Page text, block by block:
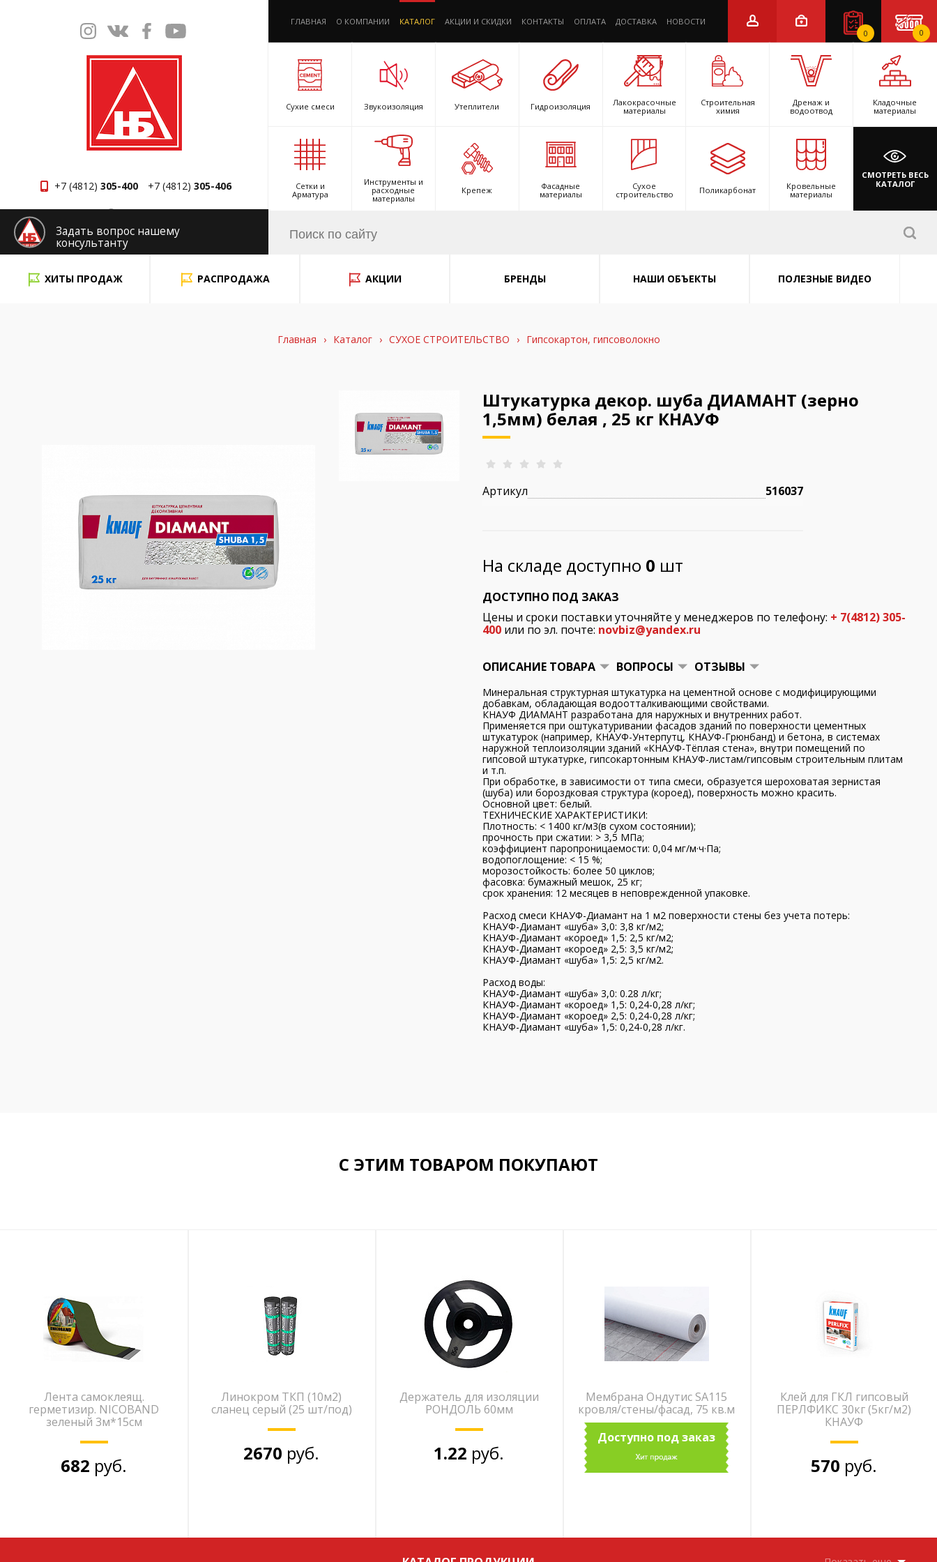
+7 (4812) 305-400 +7 (4812) 305-406
Смоленск
ГЛАВНАЯ О КОМПАНИИ КАТАЛОГ АКЦИИ И СКИДКИ КОНТАКТЫ ОПЛАТА ДОСТАВКА НОВОСТИ
0 0
Сухие смеси Звукоизоляция Утеплители Гидроизоляция
Лакокрасочные
материалы
Строительная
химия
Дренаж и
водоотвод
Кладочные
материалы
Сетки и
Арматура
Инструменты и
расходные
материалы
Крепеж
Фасадные
материалы
Сухое
строительство
Поликарбонат
Кровельные
материалы
СМОТРЕТЬ ВЕСЬ
КАТАЛОГ
Задать вопрос нашему
консультанту
ХИТЫ ПРОДАЖ
РАСПРОДАЖА АКЦИИ БРЕНДЫ НАШИ ОБЪЕКТЫ ПОЛЕЗНЫЕ ВИДЕО
Главная › Каталог › СУХОЕ СТРОИТЕЛЬСТВО › Гипсокартон, гипсоволокно
Штукатурка декор. шуба ДИАМАНТ (зерно
1,5мм) белая , 25 кг КНАУФ
Артикул 516037
На складе доступно 0 шт
ДОСТУПНО ПОД ЗАКАЗ
Цены и сроки поставки уточняйте у менеджеров по телефону: + 7(4812) 305-
400 или по эл. почте: novbiz@yandex.ru
ОПИСАНИЕ ТОВАРА ВОПРОСЫ ОТЗЫВЫ
Минеральная структурная штукатурка на цементной основе с модифицирующими
добавкам, обладающая водоотталкивающими свойствами.
КНАУФ ДИАМАНТ разработана для наружных и внутренних работ.
Применяется при оштукатуривании фасадов зданий по поверхности цементных
штукатурок (например, КНАУФ-Унтерпутц, КНАУФ-Грюнбанд) и бетона, в системах
наружной теплоизоляции зданий «КНАУФ-Тёплая стена», внутри помещений по
гипсовой штукатурке, гипсокартонным КНАУФ-листам/гипсовым строительным плитам
и т.п.
При обработке, в зависимости от типа смеси, образуется шероховатая зернистая
(шуба) или бороздковая структура (короед), поверхность можно красить.
Основной цвет: белый.
ТЕХНИЧЕСКИЕ ХАРАКТЕРИСТИКИ:
Плотность: < 1400 кг/м3(в сухом состоянии);
прочность при сжатии: > 3,5 МПа;
коэффициент паропроницаемости: 0,04 мг/м·ч·Па;
водопоглощение: < 15 %;
морозостойкость: более 50 циклов;
фасовка: бумажный мешок, 25 кг;
срок хранения: 12 месяцев в неповрежденной упаковке.
Расход смеси КНАУФ-Диамант на 1 м2 поверхности стены без учета потерь:
КНАУФ-Диамант «шуба» 3,0: 3,8 кг/м2;
КНАУФ-Диамант «короед» 1,5: 2,5 кг/м2;
КНАУФ-Диамант «короед» 2,5: 3,5 кг/м2;
КНАУФ-Диамант «шуба» 1,5: 2,5 кг/м2.
Расход воды:
КНАУФ-Диамант «шуба» 3,0: 0.28 л/кг;
КНАУФ-Диамант «короед» 1,5: 0,24-0,28 л/кг;
КНАУФ-Диамант «короед» 2,5: 0,24-0,28 л/кг;
КНАУФ-Диамант «шуба» 1,5: 0,24-0,28 л/кг.
С ЭТИМ ТОВАРОМ ПОКУПАЮТ
Лента самоклеящ.
герметизир. NICOBAND
зеленый 3м*15см
682 руб.
Линокром ТКП (10м2)
сланец серый (25 шт/под)
2670 руб.
Держатель для изоляции
РОНДОЛЬ 60мм
1.22 руб.
Мембрана Ондутис SA115
кровля/стены/фасад, 75 кв.м
Доступно под заказ
Клей для ГКЛ гипсовый
ПЕРЛФИКС 30кг (5кг/м2)
КНАУФ
570 руб.